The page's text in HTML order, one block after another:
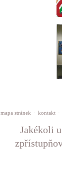
mapa stránek · kontakt ·
Jakékoli